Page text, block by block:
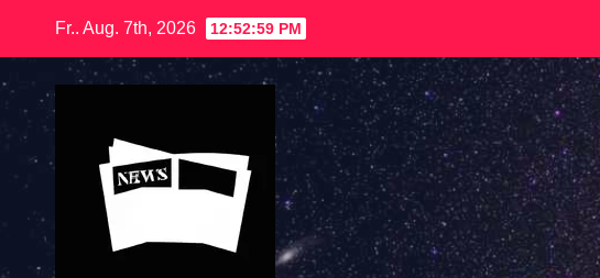
springen
Fr.. Aug. 7th, 2026 12:53:00 PM